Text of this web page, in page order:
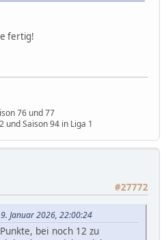
fertig!
76 und 77
und Saison 94 in Liga 1
#27772
Januar 2026, 22:00:24
bei noch 12 zu